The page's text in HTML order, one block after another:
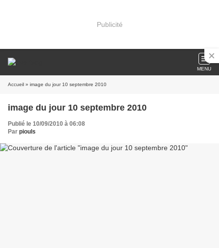
Publicité
MENU
Accueil » image du jour 10 septembre 2010
image du jour 10 septembre 2010
Publié le 10/09/2010 à 06:08
Par piouls